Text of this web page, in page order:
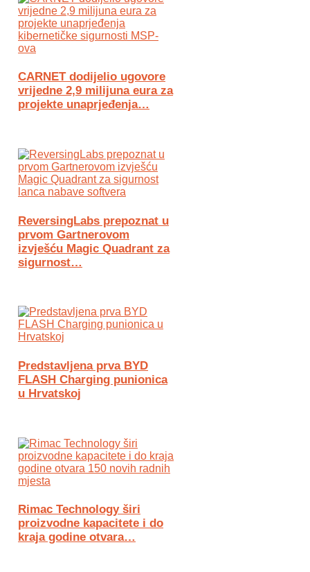
CARNET dodijelio ugovore
vrijedne 2,9 milijuna eura za
projekte unaprjeđenja…
ReversingLabs prepoznat u
prvom Gartnerovom
izvješću Magic Quadrant za
sigurnost…
Predstavljena prva BYD
FLASH Charging punionica
u Hrvatskoj
Rimac Technology širi
proizvodne kapacitete i do
kraja godine otvara…